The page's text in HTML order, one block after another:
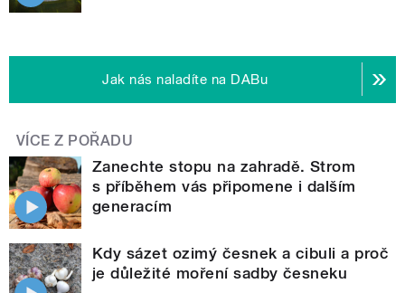
Jak nás naladíte na DABu
VÍCE Z POŘADU
Zanechte stopu na zahradě. Strom
s příběhem vás připomene i dalším
generacím
Kdy sázet ozimý česnek a cibuli a proč
je důležité moření sadby česneku